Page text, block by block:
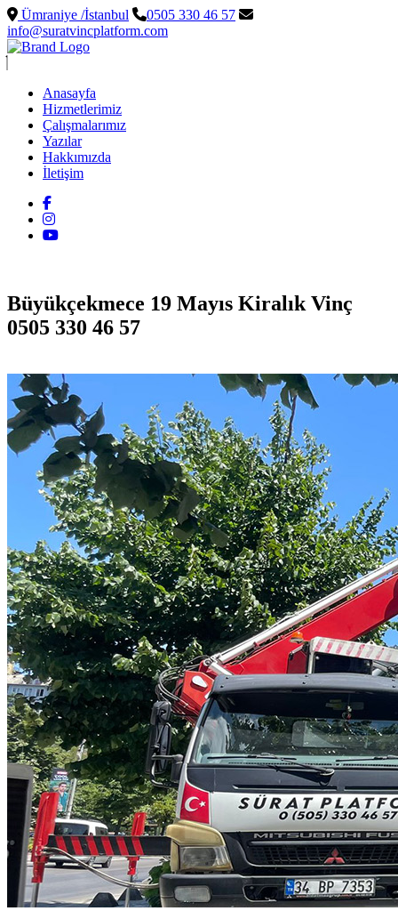
Ümraniye /İstanbul
0505 330 46 57
info@suratvincplatform.com
Anasayfa
Hizmetlerimiz
Çalışmalarımız
Yazılar
Hakkımızda
İletişim
Büyükçekmece 19 Mayıs Kiralık Vinç
0505 330 46 57